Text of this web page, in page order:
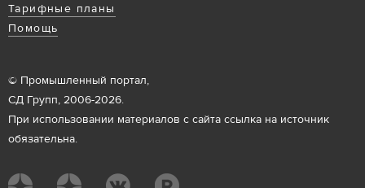
Тарифные планы
Помощь
© Промышленный портал,
СД Групп, 2006-2026.
При использовании материалов с сайта ссылка на источник
обязательна.